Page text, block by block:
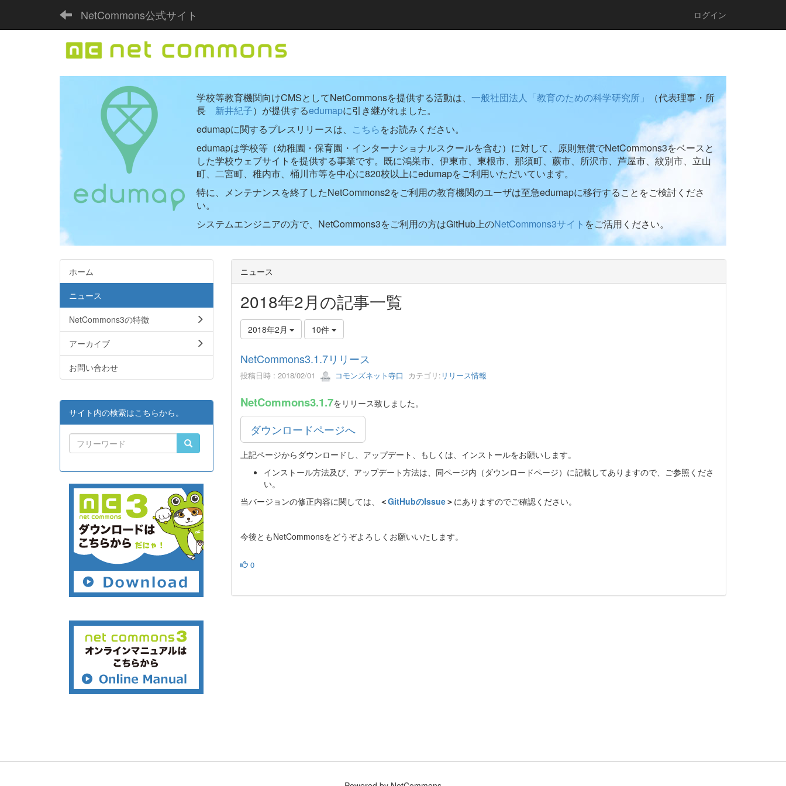
NetCommons公式サイト ログイン
学校等教育機関向けCMSとしてNetCommonsを提供する活動は、 一般社団法人「教育のための科学研究所」
（代表理事・所
長 新井紀子）が提供するedumapに引き継がれました。
edumapに関するプレスリリースは、 こちらをお読みください。
edumapは学校等（幼稚園・保育園・インターナショナルスクールを含む）に対して、原則無償でNetCommons3をベースと
した学校ウェブサイトを提供する事業です。既に鴻巣市、伊東市、東根市、那須町、蕨市、所沢市、芦屋市、紋別市、立山
町、二宮町、稚内市、桶川市等を中心に820校以上にedumapをご利用いただいています。
特に、メンテナンスを終了したNetCommons2をご利用の教育機関のユーザは至急edumapに移行することをご検討くださ
い。
システムエンジニアの方で、NetCommons3をご利用の方はGitHub上のNetCommons3サイト をご活用ください。
ニュース
2018年2月の記事一覧
2018年2月 10件
NetCommons3.1.7リリース
投稿日時 : 2018/02/01 コモンズネット寺口 カテゴリ: リリース情報
NetCommons3.1.7をリリース致しました。
ダウンロードページへ
上記ページからダウンロードし、アップデート、もしくは、インストールをお願いします。
インストール方法及び、アップデート方法は、同ページ内（ダウンロードページ）に記載してありますので、ご参照くださ
い。
当バージョンの修正内容に関しては、
＜GitHubのIssue＞ にありますのでご確認ください。
今後ともNetCommonsをどうぞよろしくお願いいたします。
0
ホーム
ニュース
NetCommons3の特徴
アーカイブ
お問い合わせ
サイト内の検索はこちらから。